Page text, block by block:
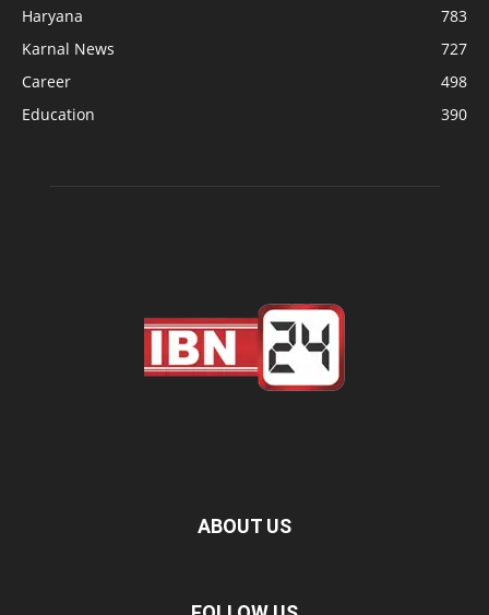
Haryana
783
Karnal News
727
Career
498
Education
390
ABOUT US